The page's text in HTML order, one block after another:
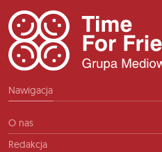
Nawigacja
O nas
Redakcja